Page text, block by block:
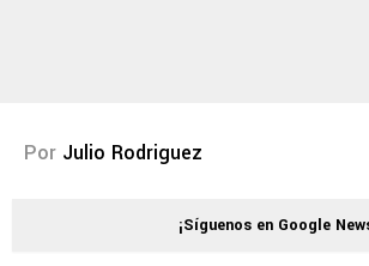
Por Julio Rodriguez
¡Síguenos en Google